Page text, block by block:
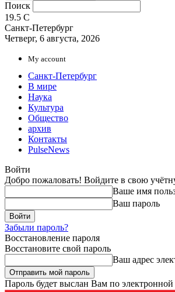
Поиск
19.5 C
Санкт-Петербург
Четверг, 6 августа, 2026
My account
Санкт-Петербург
В мире
Наука
Культура
Общество
архив
Контакты
PulseNews
Войти
Добро пожаловать! Войдите в свою
Ваше имя
Ваш пароль
Забыли пароль?
Восстановление пароля
Восстановите свой пароль
Ваш адрес
Пароль будет выслан Вам по электронной